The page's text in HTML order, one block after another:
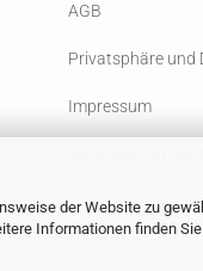
der Website zu
Informationen finden
AGB
Privatsphäre und
Impressum
© 2023 Gambio
Einstellungen